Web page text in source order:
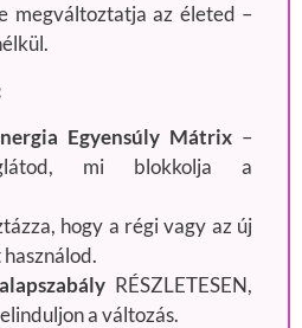
megváltoztatja az életed –
Egyensúly Mátrix –
mi blokkolja a
hogy a régi vagy az új
RÉSZLETESEN,
a változás.